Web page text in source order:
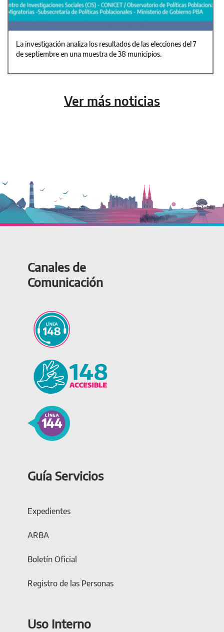
La investigación analiza los resultados de las elecciones del 7
de septiembre en una muestra de 38 municipios.
Ver más noticias
Canales de
Comunicación
Guía Servicios
Expedientes
ARBA
Boletín Oficial
Registro de las Personas
Uso Interno